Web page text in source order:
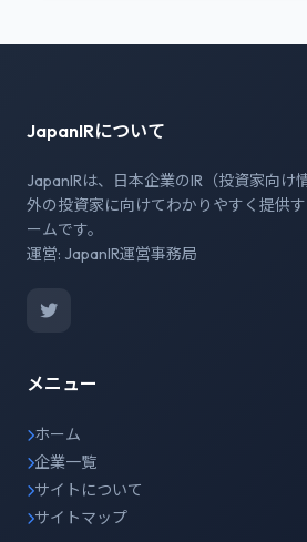
JapanIRについて
JapanIRは、日本企業のIR（投資家向け
外の投資家に向けてわかりやすく提供
ームです。
運営: JapanIR運営事務局
メニュー
ホーム
企業一覧
サイトについて
サイトマップ